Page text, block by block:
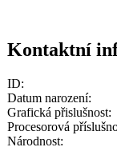
Kontaktní
ID:
Datum narození:
Grafická přislušnost:
Procesorová
Národnost: